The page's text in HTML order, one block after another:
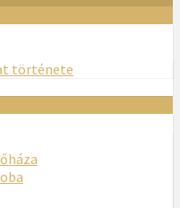
története